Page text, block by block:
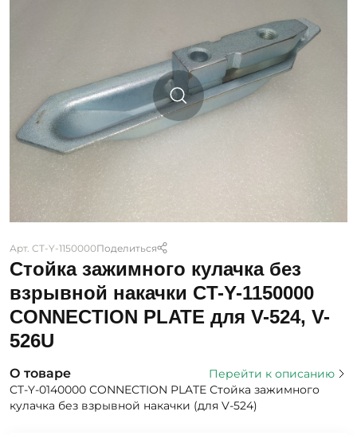
Арт. CT-Y-1150000Поделиться
Стойка зажимного кулачка без
взрывной накачки CT-Y-1150000
CONNECTION PLATE для V-524, V-
526U
О товаре
Перейти к описанию
CT-Y-0140000 CONNECTION PLATE Стойка зажимного
кулачка без взрывной накачки (для V-524)